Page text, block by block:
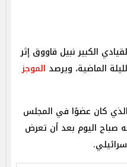
الكبير نبيل قاووق إثر
الماضية، ويرصد الموجز
الذي كان عضوًا في المجلس
صباح اليوم بعد أن تعرض